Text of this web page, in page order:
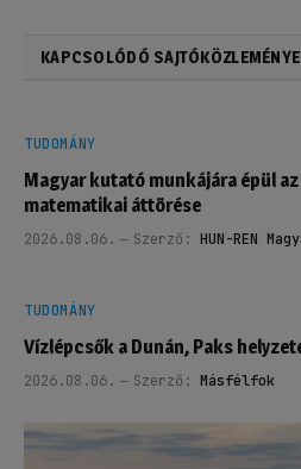
KAPCSOLÓDÓ
TUDOMÁNY
Magyar kutató munkájára épül
matematikai áttörése
2026.08.06. Szerző: HUN-REN
TUDOMÁNY
Vízlépcsők a Dunán, Paks
2026.08.06. Szerző: Másfélfok